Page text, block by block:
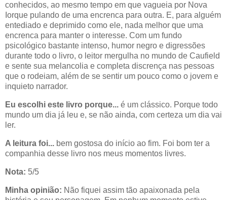
conhecidos, ao mesmo tempo em que vagueia por Nova
Iorque pulando de uma encrenca para outra. E, para alguém
entediado e deprimido como ele, nada melhor que uma
encrenca para manter o interesse. Com um fundo
psicológico bastante intenso, humor negro e digressões
durante todo o livro, o leitor mergulha no mundo de Caufield
e sente sua melancolia e completa discrença nas pessoas
que o rodeiam, além de se sentir um pouco como o jovem e
inquieto narrador.
Eu escolhi este livro porque... é um clássico. Porque todo
mundo um dia já leu e, se não ainda, com certeza um dia vai
ler.
A leitura foi... bem gostosa do início ao fim. Foi bom ter a
companhia desse livro nos meus momentos livres.
Nota: 5/5
Minha opinião: Não fiquei assim tão apaixonada pela